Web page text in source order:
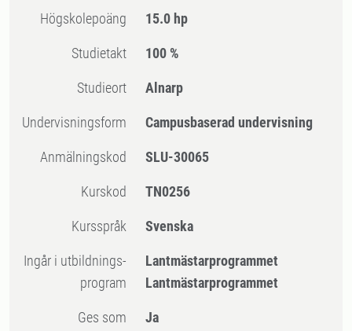
högskolepoäng 15.0 hp
Studietakt 100 %
Studieort Alnarp
Undervisningsform Campusbaserad undervisning
Anmälningskod SLU-30065
Kurskod TN0256
Kursspråk Svenska
Ingår i utbildnings-
program
Lantmästarprogrammet
Lantmästarprogrammet
Ges som Ja